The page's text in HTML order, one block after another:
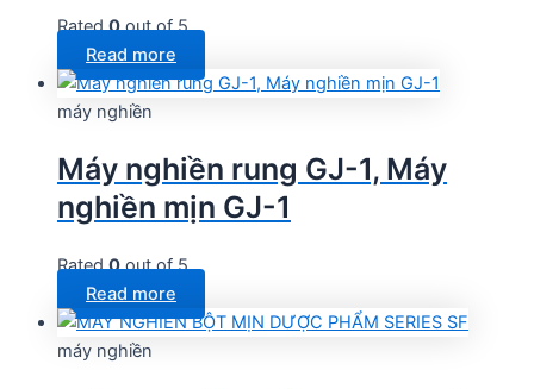
Rated0out of 5
Read more
máy nghiền
Máy nghiền rung GJ-1, Máy
nghiền mịn GJ-1
Rated0out of 5
Read more
máy nghiền